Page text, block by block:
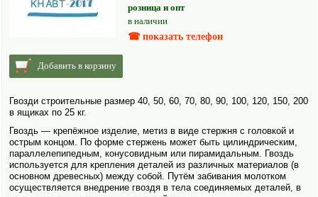
розница и опт
в наличии
☎ показать телефон
Добавить в корзину
Гвозди строительные размер 40, 50, 60, 70, 80, 90, 100, 120, 150, 200
в ящиках по 25 кг.
Гвоздь — крепёжное изделие, метиз в виде стержня с головкой и
острым концом. По форме стержень может быть цилиндрическим,
параллелепипедным, конусовидным или пирамидальным. Гвоздь
исполь­зуется для крепления деталей из различных материалов (в
основном древесных) между собой. Путём забивания молотком
осуществляется внедрение гвоздя в тела соединяемых деталей, в